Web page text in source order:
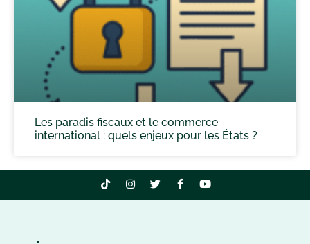
Les paradis fiscaux et le commerce
international : quels enjeux pour les États ?